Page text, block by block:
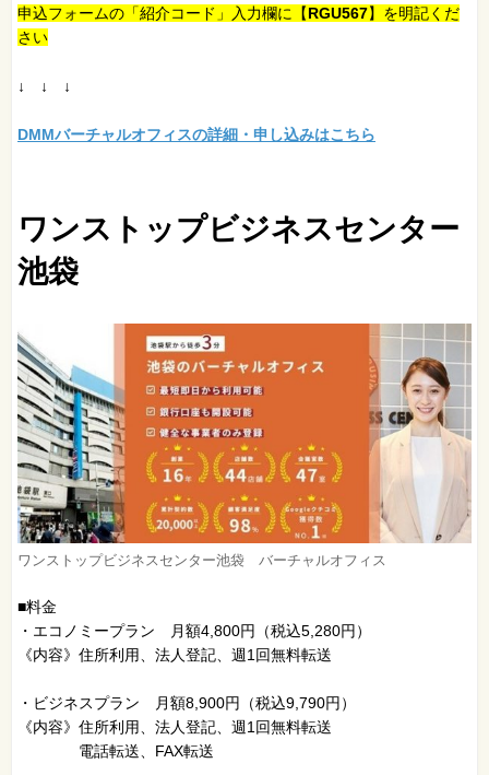
申込フォームの「紹介コード」入力欄に【RGU567】を明記くだ
さい
↓ ↓ ↓
DMMバーチャルオフィスの詳細・申し込みはこちら
ワンストップビジネスセンター
池袋
ワンストップビジネスセンター池袋 バーチャルオフィス
■料金
・エコノミープラン 月額4,800円（税込5,280円）
《内容》住所利用、法人登記、週1回無料転送
・ビジネスプラン 月額8,900円（税込9,790円）
《内容》住所利用、法人登記、週1回無料転送
電話転送、FAX転送